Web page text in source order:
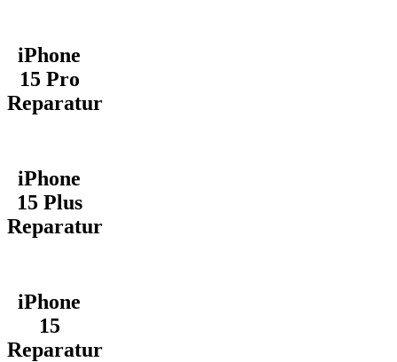
iPhone
15 Pro
Reparatur
iPhone
15 Plus
Reparatur
iPhone
15
Reparatur